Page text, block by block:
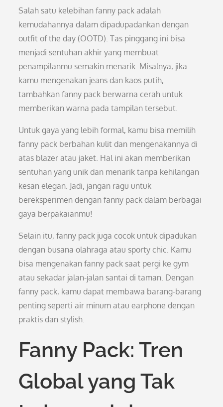
Salah satu kelebihan fanny pack adalah
kemudahannya dalam dipadupadankan dengan
outfit of the day (OOTD). Tas pinggang ini bisa
menjadi sentuhan akhir yang membuat
penampilanmu semakin menarik. Misalnya, jika
kamu mengenakan jeans dan kaos putih,
tambahkan fanny pack berwarna cerah untuk
memberikan warna pada tampilan tersebut.
Untuk gaya yang lebih formal, kamu bisa memilih
fanny pack berbahan kulit dan mengenakannya di
atas blazer atau jaket. Hal ini akan memberikan
sentuhan yang unik dan menarik tanpa kehilangan
kesan elegan. Jadi, jangan ragu untuk
bereksperimen dengan fanny pack dalam berbagai
gaya berpakaianmu!
Selain itu, fanny pack juga cocok untuk dipadukan
dengan busana olahraga atau sporty chic. Kamu
bisa mengenakan fanny pack saat pergi ke gym
atau sekadar jalan-jalan santai di taman. Dengan
fanny pack, kamu dapat membawa barang-barang
penting seperti air minum atau earphone dengan
praktis dan stylish.
Fanny Pack: Tren
Global yang Tak